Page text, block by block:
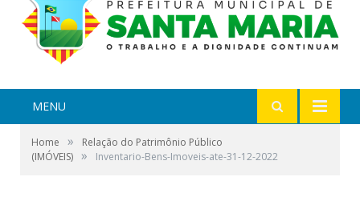
MENU
Home »
Relação do Patrimônio Público
(IMÓVEIS) » Inventario-Bens-Imoveis-ate-31-12-2022